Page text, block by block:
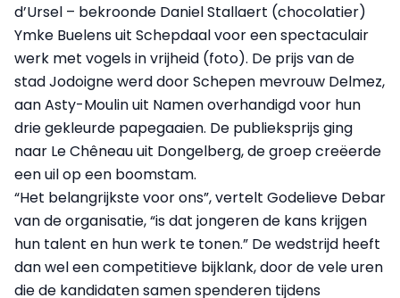
d’Ursel – bekroonde Daniel Stallaert (chocolatier)
Ymke Buelens uit Schepdaal voor een spectaculair
werk met vogels in vrijheid (foto). De prijs van de
stad Jodoigne werd door Schepen mevrouw Delmez,
aan Asty-Moulin uit Namen overhandigd voor hun
drie gekleurde papegaaien. De publieksprijs ging
naar Le Chêneau uit Dongelberg, de groep creëerde
een uil op een boomstam.
“Het belangrijkste voor ons”, vertelt Godelieve Debar
van de organisatie, “is dat jongeren de kans krijgen
hun talent en hun werk te tonen.” De wedstrijd heeft
dan wel een competitieve bijklank, door de vele uren
die de kandidaten samen spenderen tijdens